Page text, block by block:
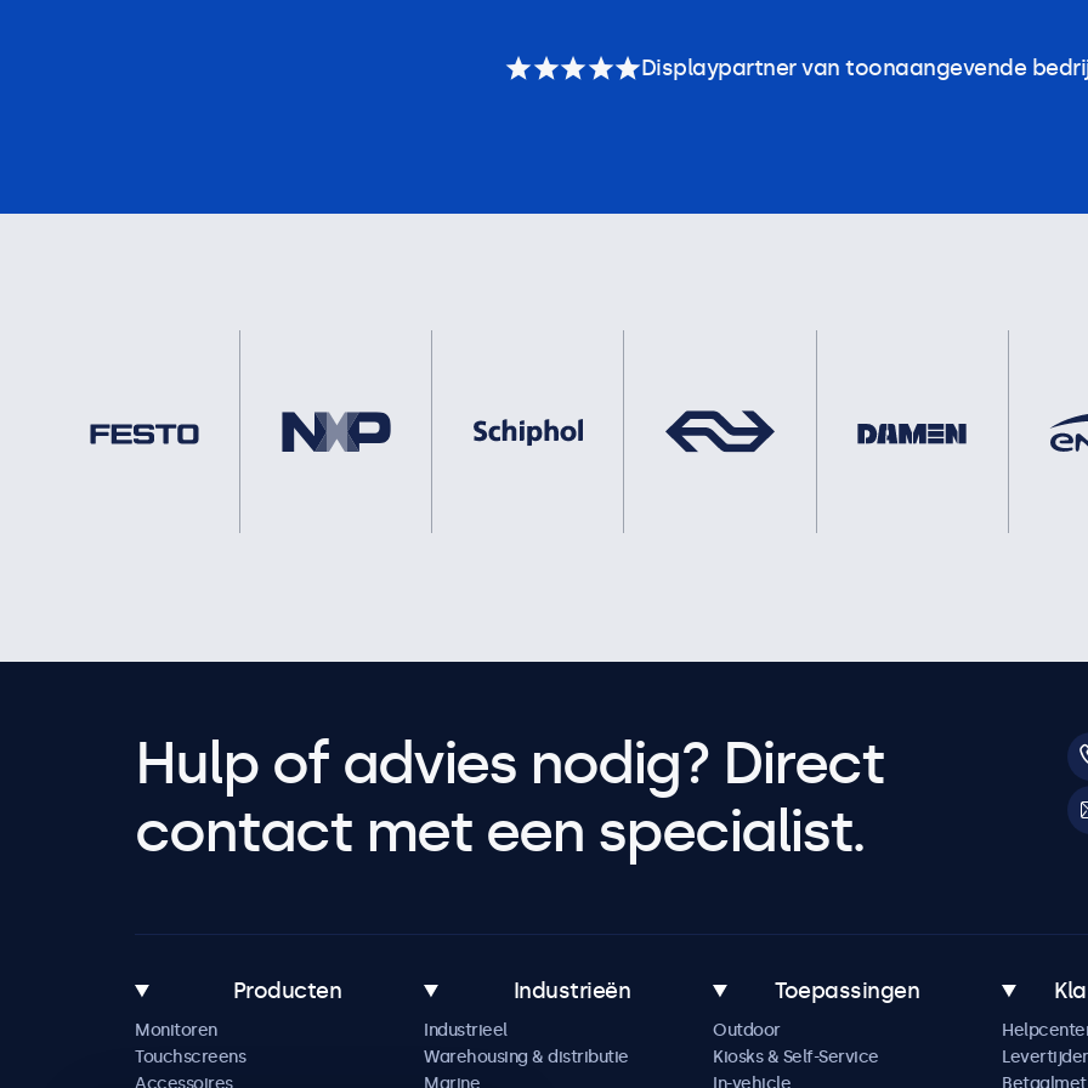
Displaypartner van toonaangevende
Hulp of advies nodig? Direct
contact met een specialist.
Producten
Monitoren
Touchscreens
Industrieën
Industrieel
Warehousing & distributie
Toepassingen
Outdoor
Kiosks & Self-Service